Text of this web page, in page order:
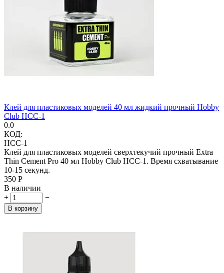
Клей для пластиковых моделей 40 мл жидкий прочный Hobby
Club HCC-1
0.0
КОД:
HCC-1
Клей для пластиковых моделей сверхтекучий прочный Extra
Thin Cement Pro 40 мл Hobby Club HCC-1. Время схватывание
10-15 секунд.
‍350‍ Р
В наличии
+
−
В корзину